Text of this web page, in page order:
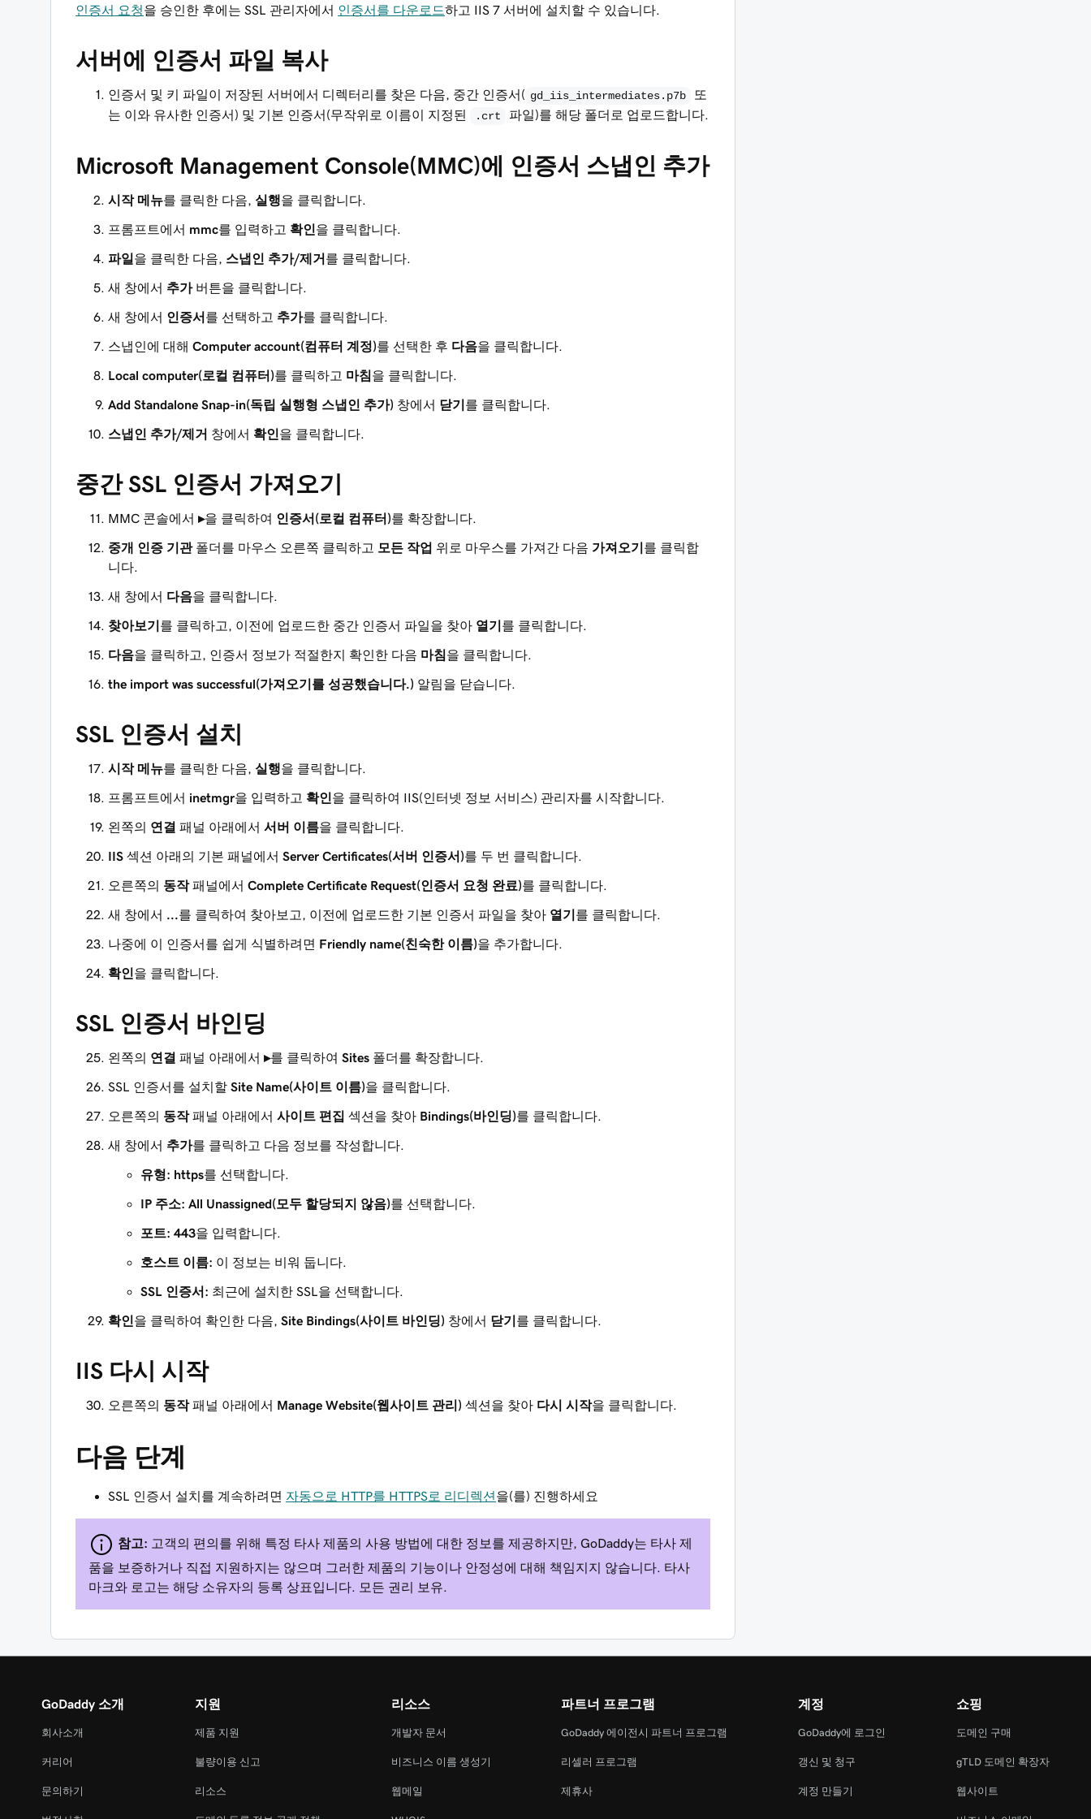
인증서 요청을 승인한 후에는 SSL 관리자에서 인증서를 다운로드하고 IIS 7 서버에 설치할 수 있습니다.
서버에 인증서 파일 복사
인증서 및 키 파일이 저장된 서버에서 디렉터리를 찾은 다음, 중간 인증서( gd_iis_intermediates.p7b
또
는 이와 유사한 인증서) 및 기본 인증서(무작위로 이름이 지정된
.crt 파일)를 해당 폴더로 업로드합니다.
Microsoft Management Console(MMC)에 인증서 스냅인 추가
시작 메뉴를 클릭한 다음, 실행을 클릭합니다.
프롬프트에서 mmc를 입력하고 확인 을 클릭합니다.
파일 을 클릭한 다음, 스냅인 추가/제거 를 클릭합니다.
새 창에서 추가버튼을 클릭합니다.
새 창에서 인증서 를 선택하고 추가를 클릭합니다.
스냅인에 대해 Computer account(컴퓨터 계정)를 선택한 후 다음을 클릭합니다.
Local computer(로컬 컴퓨터)를 클릭하고 마침을 클릭합니다.
Add Standalone Snap-in(독립 실행형 스냅인 추가) 창에서 닫기 를 클릭합니다.
스냅인 추가/제거 창에서 확인 을 클릭합니다.
중간 SSL 인증서 가져오기
MMC 콘솔에서 ▸을 클릭하여 인증서(로컬 컴퓨터)를 확장합니다.
중개 인증 기관폴더를 마우스 오른쪽 클릭하고 모든 작업 위로 마우스를 가져간 다음 가져오기 를 클릭합
니다.
새 창에서 다음을 클릭합니다.
찾아보기 를 클릭하고, 이전에 업로드한 중간 인증서 파일을 찾아 열기 를 클릭합니다.
다음을 클릭하고, 인증서 정보가 적절한지 확인한 다음 마침을 클릭합니다.
the import was successful(가져오기를 성공했습니다.) 알림을 닫습니다.
SSL 인증서 설치
시작 메뉴를 클릭한 다음, 실행을 클릭합니다.
프롬프트에서 inetmgr을 입력하고 확인 을 클릭하여 IIS(인터넷 정보 서비스) 관리자를 시작합니다.
왼쪽의 연결 패널 아래에서 서버 이름을 클릭합니다.
IIS 섹션 아래의 기본 패널에서 Server Certificates(서버 인증서)를 두 번 클릭합니다.
오른쪽의 ‌‌동작‌‌패널에서 Complete Certificate Request(인증서 요청 완료)를 클릭합니다.
새 창에서 ...를 클릭하여 찾아보고, 이전에 업로드한 기본 인증서 파일을 찾아 열기 를 클릭합니다.
나중에 이 인증서를 쉽게 식별하려면 Friendly name(친숙한 이름)을 추가합니다.
확인 을 클릭합니다.
SSL 인증서 바인딩
왼쪽의 연결 패널 아래에서 ▸를 클릭하여 Sites 폴더를 확장합니다.
SSL 인증서를 설치할 Site Name(사이트 이름)을 클릭합니다.
오른쪽의 ‌‌동작‌‌패널 아래에서 사이트 편집 섹션을 찾아 Bindings(바인딩)를 클릭합니다.
새 창에서 추가를 클릭하고 다음 정보를 작성합니다.
유형: https를 선택합니다.
IP 주소: All Unassigned(모두 할당되지 않음)를 선택합니다.
포트: 443을 입력합니다.
호스트 이름: 이 정보는 비워 둡니다.
SSL 인증서: 최근에 설치한 SSL을 선택합니다.
확인 을 클릭하여 확인한 다음, Site Bindings(사이트 바인딩) 창에서 닫기 를 클릭합니다.
IIS 다시 시작
오른쪽의 ‌‌동작‌‌패널 아래에서 Manage Website(웹사이트 관리) 섹션을 찾아 다시 시작을 클릭합니다.
다음 단계
SSL 인증서 설치를 계속하려면 자동으로 HTTP를 HTTPS로 리디렉션 을(를) 진행하세요
참고: 고객의 편의를 위해 특정 타사 제품의 사용 방법에 대한 정보를 제공하지만, GoDaddy는 타사 제
품을 보증하거나 직접 지원하지는 않으며 그러한 제품의 기능이나 안정성에 대해 책임지지 않습니다. 타사
마크와 로고는 해당 소유자의 등록 상표입니다. 모든 권리 보유.
GoDaddy 소개
회사소개
커리어
문의하기
지원
제품 지원
불량이용 신고
리소스
리소스
개발자 문서
비즈니스 이름 생성기
웹메일
파트너 프로그램
GoDaddy 에이전시 파트너 프로그램
리셀러 프로그램
제휴사
계정
GoDaddy에 로그인
갱신 및 청구
계정 만들기
쇼핑
도메인 구매
gTLD 도메인 확장자
웹사이트